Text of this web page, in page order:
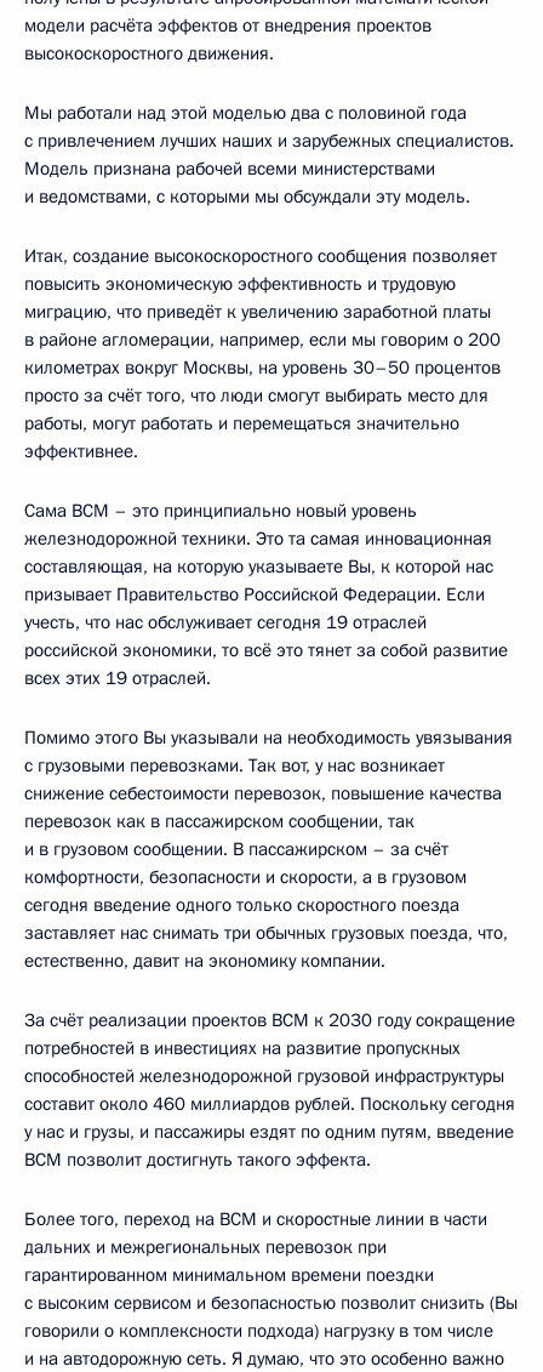
модели расчёта эффектов от внедрения проектов
высокоскоростного движения.
Мы работали над этой моделью два с половиной года
с привлечением лучших наших и зарубежных специалистов.
Модель признана рабочей всеми министерствами
и ведомствами, с которыми мы обсуждали эту модель.
Итак, создание высокоскоростного сообщения позволяет
повысить экономическую эффективность и трудовую
миграцию, что приведёт к увеличению заработной платы
в районе агломерации, например, если мы говорим о 200
километрах вокруг Москвы, на уровень 30–50 процентов
просто за счёт того, что люди смогут выбирать место для
работы, могут работать и перемещаться значительно
эффективнее.
Сама ВСМ – это принципиально новый уровень
железнодорожной техники. Это та самая инновационная
составляющая, на которую указываете Вы, к которой нас
призывает Правительство Российской Федерации. Если
учесть, что нас обслуживает сегодня 19 отраслей
российской экономики, то всё это тянет за собой развитие
всех этих 19 отраслей.
Помимо этого Вы указывали на необходимость увязывания
с грузовыми перевозками. Так вот, у нас возникает
снижение себестоимости перевозок, повышение качества
перевозок как в пассажирском сообщении, так
и в грузовом сообщении. В пассажирском – за счёт
комфортности, безопасности и скорости, а в грузовом
сегодня введение одного только скоростного поезда
заставляет нас снимать три обычных грузовых поезда, что,
естественно, давит на экономику компании.
За счёт реализации проектов ВСМ к 2030 году сокращение
потребностей в инвестициях на развитие пропускных
способностей железнодорожной грузовой инфраструктуры
составит около 460 миллиардов рублей. Поскольку сегодня
у нас и грузы, и пассажиры ездят по одним путям, введение
ВСМ позволит достигнуть такого эффекта.
Более того, переход на ВСМ и скоростные линии в части
дальних и межрегиональных перевозок при
гарантированном минимальном времени поездки
с высоким сервисом и безопасностью позволит снизить (Вы
говорили о комплексности подхода) нагрузку в том числе
и на автодорожную сеть. Я думаю, что это особенно важно